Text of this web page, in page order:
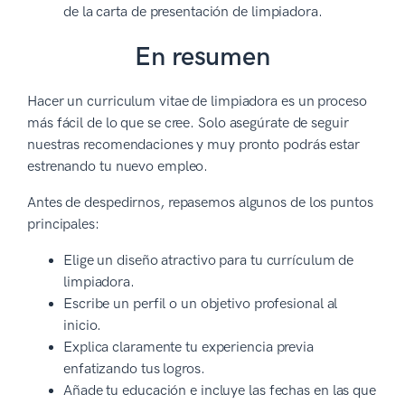
de la carta de presentación de limpiadora.
En resumen
Hacer un curriculum vitae de limpiadora es un proceso
más fácil de lo que se cree. Solo asegúrate de seguir
nuestras recomendaciones y muy pronto podrás estar
estrenando tu nuevo empleo.
Antes de despedirnos, repasemos algunos de los puntos
principales:
Elige un diseño atractivo para tu currículum de
limpiadora.
Escribe un perfil o un objetivo profesional al
inicio.
Explica claramente tu experiencia previa
enfatizando tus logros.
Añade tu educación e incluye las fechas en las que